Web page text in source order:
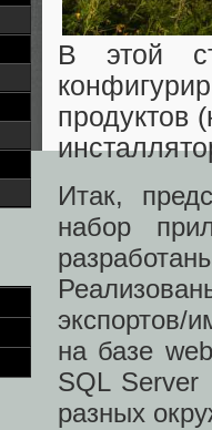
В этой
продуктов
Итак,
набор
экспортов/
на базе
SQL Server
разных